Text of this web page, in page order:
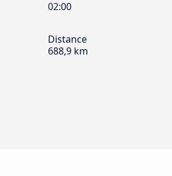
02:00
Distance
688,9 km